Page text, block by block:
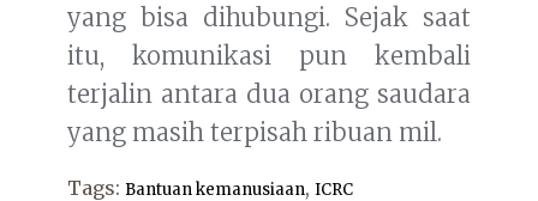
yang bisa dihubungi. Sejak saat
itu, komunikasi pun kembali
terjalin antara dua orang saudara
yang masih terpisah ribuan mil.
Tags: Bantuan kemanusiaan, ICRC